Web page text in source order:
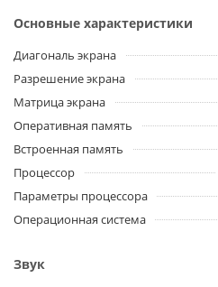
Основные характеристики
Диагональ экрана
Разрешение экрана
Матрица экрана
Оперативная память
Встроенная память
Процессор
Параметры процессора
Операционная система
Звук